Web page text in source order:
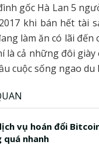
gốc Hà Lan 5
khi bán hết tài
làm ăn có lãi đến
là cả những đôi giày
cuộc sống ngao du
vụ hoán đổi
quá nhanh